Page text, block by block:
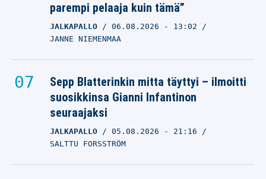
parempi pelaaja kuin tämä”
JALKAPALLO 06.08.2026 - 13:02
JANNE NIEMENMAA
Sepp Blatterinkin mitta täyttyi – ilmoitti
suosikkinsa Gianni Infantinon
seuraajaksi
JALKAPALLO 05.08.2026 - 21:16
SALTTU FORSSTRÖM